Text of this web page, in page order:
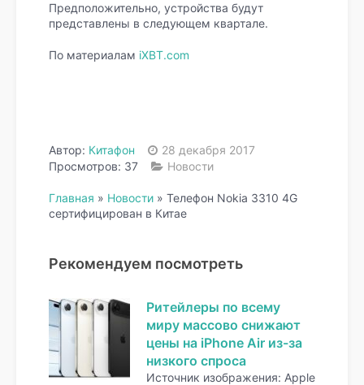
Предположительно, устройства будут
представлены в следующем квартале.
По материалам iXBT.com
Автор: Китафон
28 декабря 2017
Просмотров: 37
Новости
Главная » Новости » Телефон Nokia 3310 4G
сертифицирован в Китае
Рекомендуем посмотреть
Ритейлеры по всему
миру массово снижают
цены на iPhone Air из-за
низкого спроса
Источник изображения: Apple